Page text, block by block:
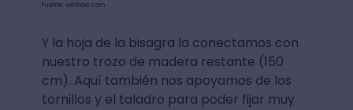
Fuente: wikihow.com
Y la hoja de la bisagra la conectamos con
nuestro trozo de madera restante (150
cm). Aquí también nos apoyamos de los
tornillos y el taladro para poder fijar muy